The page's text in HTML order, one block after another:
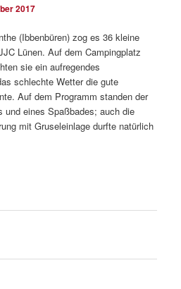
2017
(Ibbenbüren) zog es 36 kleine
Lünen. Auf dem Campingplatz
sie ein aufregendes
schlechte Wetter die gute
Auf dem Programm standen der
und eines Spaßbades; auch die
mit Gruseleinlage durfte natürlich